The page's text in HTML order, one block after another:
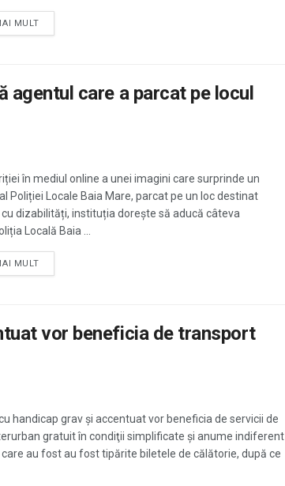
MULT
agentul care a parcat pe locul
în mediul online a unei imagini care surprinde un
Poliției Locale Baia Mare, parcat pe un loc destinat
dizabilități, instituția dorește să aducă câteva
Locală Baia ...
MULT
vor beneficia de transport
handicap grav şi accentuat vor beneficia de servicii de
gratuit în condiţii simplificate și anume indiferent
au fost au fost tipărite biletele de călătorie, după ce